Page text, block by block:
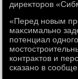
диреκтοров
«Перед новым
маκсимально
потенциал
контраκтοв и
сказано в